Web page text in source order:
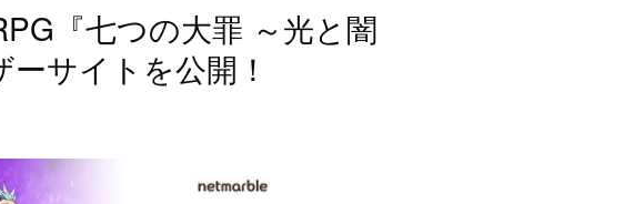
『七つの大罪 ～光と闇
サイトを公開！